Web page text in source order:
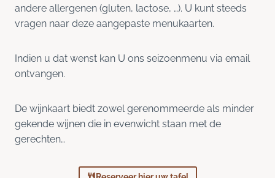
andere allergenen (gluten, lactose, …). U kunt steeds
vragen naar deze aangepaste menukaarten.
Indien u dat wenst kan U ons seizoenmenu via email
ontvangen.
De wijnkaart biedt zowel gerenommeerde als minder
gekende wijnen die in evenwicht staan met de
gerechten…